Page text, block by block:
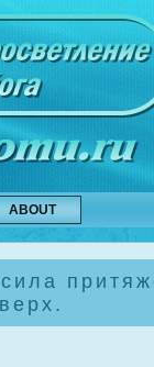
ABOUT